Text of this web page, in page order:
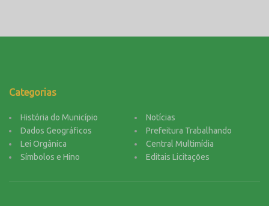
Categorias
História do Município
Dados Geográficos
Lei Orgânica
Símbolos e Hino
Notícias
Prefeitura Trabalhando
Central Multimídia
Editais Licitações